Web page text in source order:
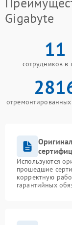
Gigabyte
11
сотрудников в
отремонтированных
Используются
прошедшие
корректную
гарантийных